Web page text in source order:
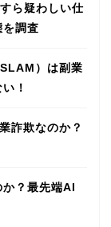
ら疑わしい仕
を調査
）は副業
！
詐欺なのか？
？最先端AI